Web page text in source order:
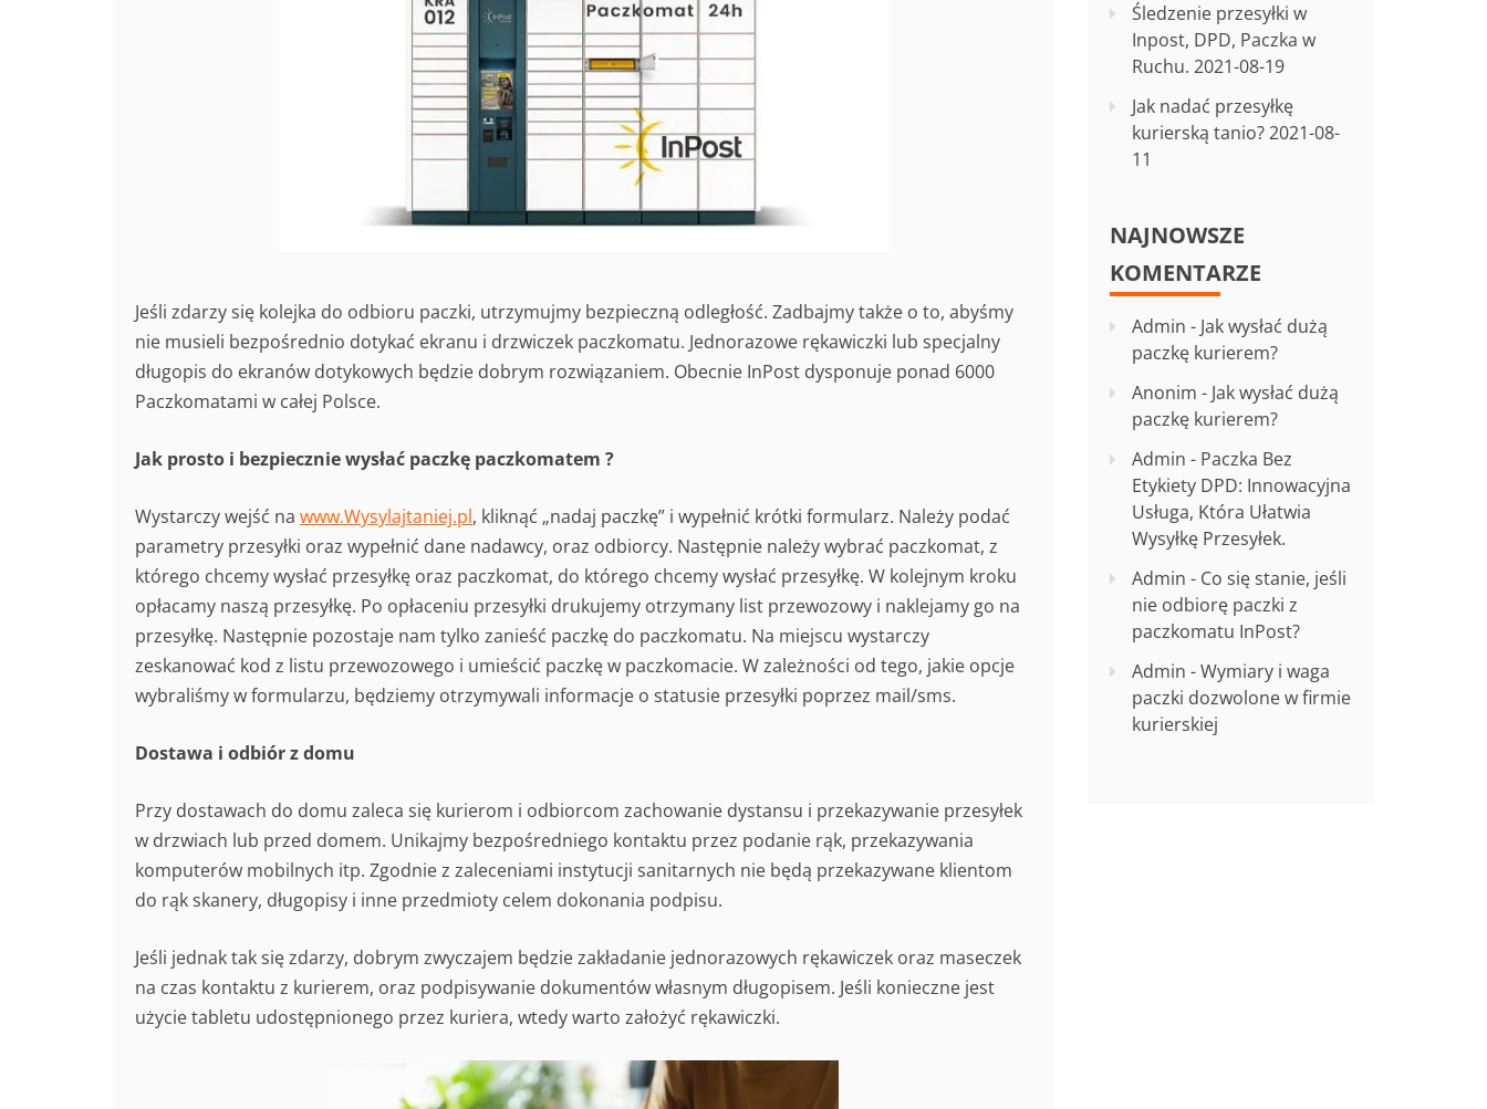
Jeśli zdarzy się kolejka do odbioru paczki, utrzymujmy bezpieczną odległość. Zadbajmy także o to, abyśmy
nie musieli bezpośrednio dotykać ekranu i drzwiczek paczkomatu. Jednorazowe rękawiczki lub specjalny
długopis do ekranów dotykowych będzie dobrym rozwiązaniem. Obecnie InPost dysponuje ponad 6000
Paczkomatami w całej Polsce.
Jak prosto i bezpiecznie wysłać paczkę paczkomatem ?
Wystarczy wejść na www.Wysylajtaniej.pl, kliknąć „nadaj paczkę” i wypełnić krótki formularz. Należy podać
parametry przesyłki oraz wypełnić dane nadawcy, oraz odbiorcy. Następnie należy wybrać paczkomat, z
którego chcemy wysłać przesyłkę oraz paczkomat, do którego chcemy wysłać przesyłkę. W kolejnym kroku
opłacamy naszą przesyłkę. Po opłaceniu przesyłki drukujemy otrzymany list przewozowy i naklejamy go na
przesyłkę. Następnie pozostaje nam tylko zanieść paczkę do paczkomatu. Na miejscu wystarczy
zeskanować kod z listu przewozowego i umieścić paczkę w paczkomacie. W zależności od tego, jakie opcje
wybraliśmy w formularzu, będziemy otrzymywali informacje o statusie przesyłki poprzez mail/sms.
Dostawa i odbiór z domu
Przy dostawach do domu zaleca się kurierom i odbiorcom zachowanie dystansu i przekazywanie przesyłek
w drzwiach lub przed domem. Unikajmy bezpośredniego kontaktu przez podanie rąk, przekazywania
komputerów mobilnych itp. Zgodnie z zaleceniami instytucji sanitarnych nie będą przekazywane klientom
do rąk skanery, długopisy i inne przedmioty celem dokonania podpisu.
Jeśli jednak tak się zdarzy, dobrym zwyczajem będzie zakładanie jednorazowych rękawiczek oraz maseczek
na czas kontaktu z kurierem, oraz podpisywanie dokumentów własnym długopisem. Jeśli konieczne jest
użycie tabletu udostępnionego przez kuriera, wtedy warto założyć rękawiczki.
Śledzenie przesyłki w
Inpost, DPD, Paczka w
Ruchu. 2021-08-19
Jak nadać przesyłkę
kurierską tanio? 2021-08-
11
NAJNOWSZE
KOMENTARZE
Admin - Jak wysłać dużą
paczkę kurierem?
Anonim - Jak wysłać dużą
paczkę kurierem?
Admin - Paczka Bez
Etykiety DPD: Innowacyjna
Usługa, Która Ułatwia
Wysyłkę Przesyłek.
Admin - Co się stanie, jeśli
nie odbiorę paczki z
paczkomatu InPost?
Admin -Wymiary i waga
paczki dozwolone w firmie
kurierskiej